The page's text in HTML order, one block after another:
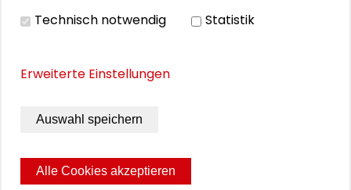
Peter F. Titzmann
Video ansehen
Technisch notwendig Statistik
Erweiterte Einstellungen
Auswahl speichern
Alle Cookies akzeptieren